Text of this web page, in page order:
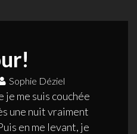
Sophie Déziel
je me suis couchée
une nuit vraiment
en me levant, je